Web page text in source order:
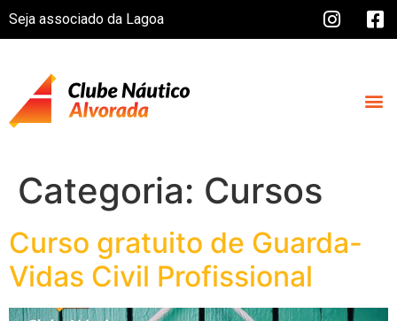
Seja associado da Lagoa
Categoria: Cursos
Curso gratuito de Guarda-
Vidas Civil Profissional